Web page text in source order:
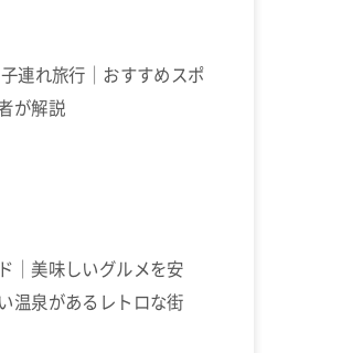
連れ旅行｜おすすめスポ
が解説
｜美味しいグルメを安
温泉があるレトロな街